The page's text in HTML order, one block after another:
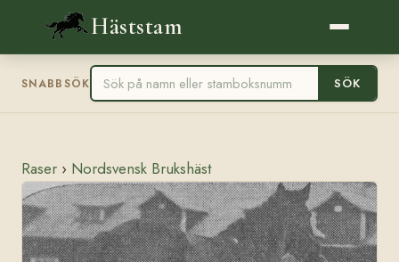
Häststam
SNABBSÖK SÖK
Raser › Nordsvensk Brukshäst